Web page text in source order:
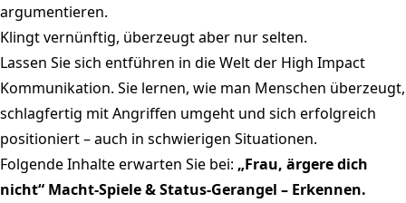
argumentieren.
Klingt vernünftig, überzeugt aber nur selten.
Lassen Sie sich entführen in die Welt der High Impact
Kommunikation. Sie lernen, wie man Menschen überzeugt,
schlagfertig mit Angriffen umgeht und sich erfolgreich
positioniert – auch in schwierigen Situationen.
Folgende Inhalte erwarten Sie bei: „Frau, ärgere dich
nicht“ Macht-Spiele & Status-Gerangel – Erkennen.